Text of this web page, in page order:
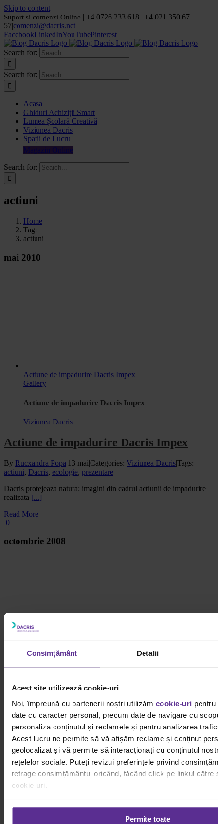
Consimțământ Detalii
Acest site utilizează cookie-uri
Noi, împreună cu partenerii noștri utilizăm cookie-uri
date cu caracter personal, precum date de navigare cu
personaliza conținutul și reclamele și pentru analizarea
Acest lucru ne permite să vă afișăm reclame și conținut
geolocalizat și vă permite să interacționați cu conținutul
rețelelor sociale. Puteți revizui preferințele privind
retrage consimțământul oricând, făcând click pe linkul către
cookie-uri.
Pentru mai multe informații, vă rugăm să revizuiți politica
Permite toate
Skip to content
Suport si comenzi Online | +4 0726 233 618 | +4 021 350 67
57|comenzi@dacris.net
FacebookLinkedInYouTubePinterest
Search for:
Search for:
Acasa
Ghiduri Achiziții Smart
Lumea Școlară Creativă
Viziunea Dacris
Spații de Lucru
Magazin Online
Search for:
actiuni
Home
Tag:
actiuni
mai 2010
Actiune de impadurire Dacris Impex
Gallery
Actiune de impadurire Dacris Impex
Viziunea Dacris
Actiune de impadurire Dacris Impex
By Rucxandra Popa|13 mai|Categories: Viziunea Dacris|Tags:
actiuni, Dacris, ecologie, prezentare|
Dacris protejeaza natura: imagini din cadrul actiunii de impadurire
realizata [...]
Read More
0
octombrie 2008
Rechizite pentru centrele de copii la inceput de an scolar
Gallery
Rechizite pentru centrele de copii la inceput de an scolar
Viziunea Dacris
Rechizite pentru centrele de copii la
inceput de an scolar
ByRucxandra Popa 27 octombrie|Categories:Viziunea Dacris|Tags:
actiuni
Intr-o lume in care timpul nu ne ajunge niciodata ar
Read More